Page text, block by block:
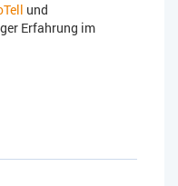
und
Erfahrung im